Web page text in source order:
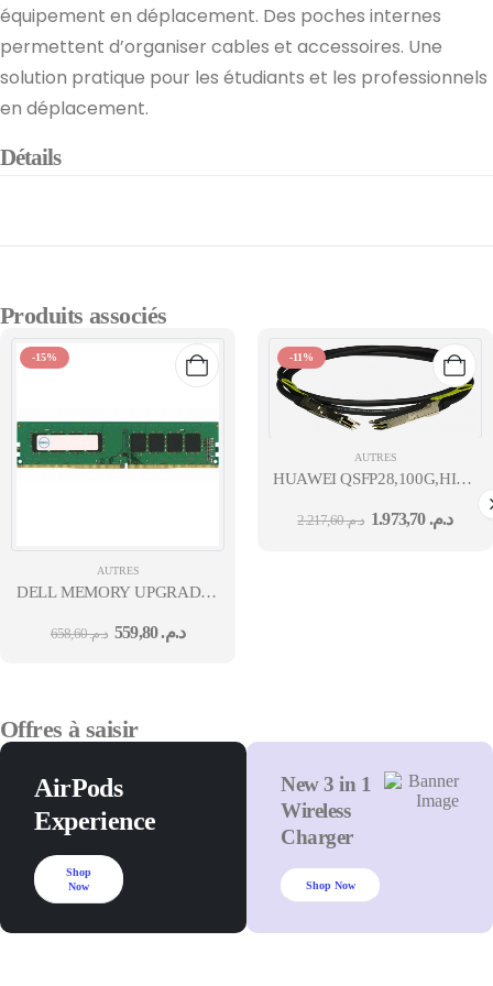
équipement en déplacement. Des poches internes
permettent d’organiser cables et accessoires. Une
solution pratique pour les étudiants et les professionnels
en déplacement.
Détails
Produits associés
-15%
AUTRES
DELL MEMORY UPGRADE -
2666MHZ OPTIPLEX3080
د.م.658,60 د.م.559,80
-11%
AUTRES
HUAWEI QSFP28,100G,HIGH
د.م.2.217,60 د.م.1.973,70
Offres à saisir
AirPods
Experience
Shop
Now
New 3 in 1
Wireless
Charger
Shop Now